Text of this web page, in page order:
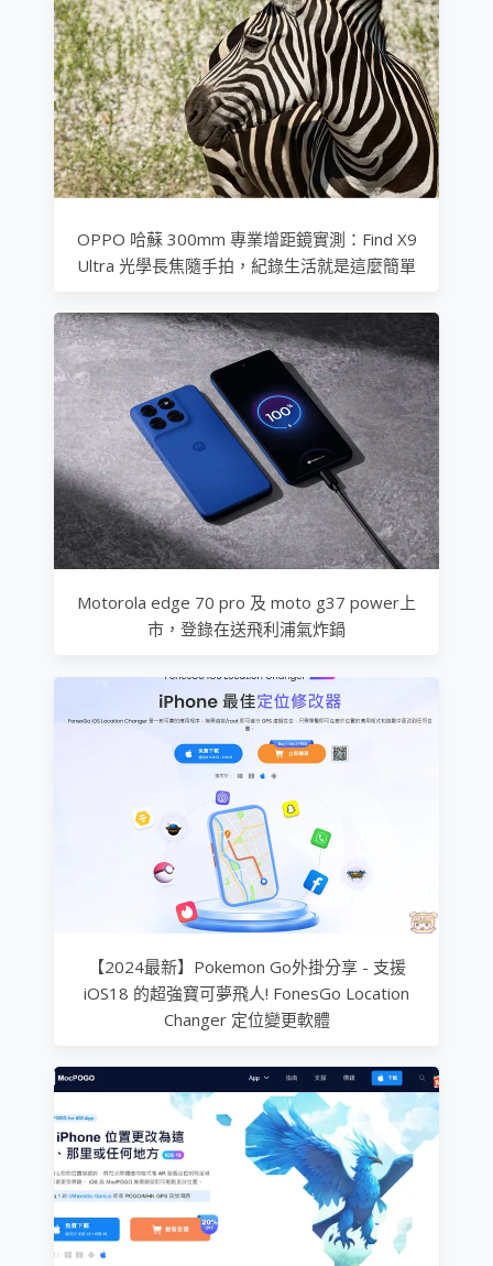
OPPO 哈蘇 300mm 專業增距鏡實測：Find X9
Ultra 光學長焦隨手拍，紀錄生活就是這麼簡單
Motorola edge 70 pro 及 moto g37 power上
市，登錄在送飛利浦氣炸鍋
【2024最新】Pokemon Go外掛分享 - 支援
iOS18 的超強寶可夢飛人! FonesGo Location
Changer 定位變更軟體